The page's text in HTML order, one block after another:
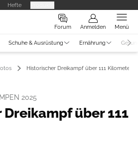
Hefte
Forum Anmelden Menü
Schuhe & Ausrüstung Ernährung
Historischer Dreikampf über 111 Kilometer
2025
über 111